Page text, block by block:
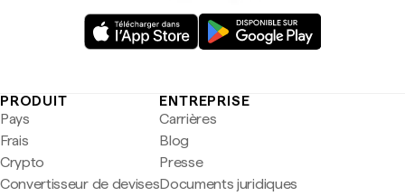
PRODUIT
Pays
Frais
Crypto
Convertisseur de devises
ENTREPRISE
Carrières
Blog
Presse
Documents juridiques